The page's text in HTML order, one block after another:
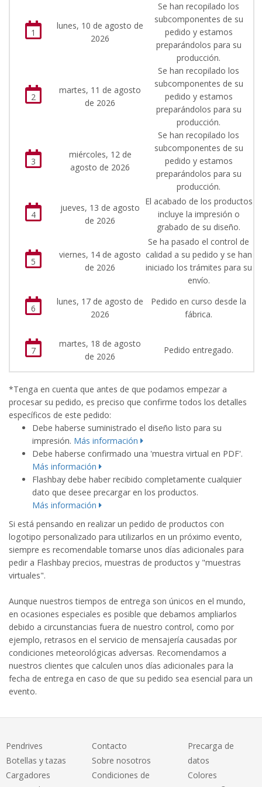
1
lunes, 10 de agosto de
2026
Se han recopilado los
subcomponentes de su
pedido y estamos
preparándolos para su
producción.
2
martes, 11 de agosto
de 2026
Se han recopilado los
subcomponentes de su
pedido y estamos
preparándolos para su
producción.
3
miércoles, 12 de
agosto de 2026
Se han recopilado los
subcomponentes de su
pedido y estamos
preparándolos para su
producción.
4
jueves, 13 de agosto
de 2026
El acabado de los productos
incluye la impresión o
grabado de su diseño.
5
viernes, 14 de agosto
de 2026
Se ha pasado el control de
calidad a su pedido y se han
iniciado los trámites para su
envío.
6
lunes, 17 de agosto de
2026
Pedido en curso desde la
fábrica.
7
martes, 18 de agosto
de 2026
Pedido entregado.
*Tenga en cuenta que antes de que podamos empezar a
procesar su pedido, es preciso que confirme todos los detalles
específicos de este pedido:
Debe haberse suministrado el diseño listo para su
impresión. Más información
Debe haberse confirmado una 'muestra virtual en PDF'.
Más información
Flashbay debe haber recibido completamente cualquier
dato que desee precargar en los productos.
Más información
Si está pensando en realizar un pedido de productos con
logotipo personalizado para utilizarlos en un próximo evento,
siempre es recomendable tomarse unos días adicionales para
pedir a Flashbay precios, muestras de productos y "muestras
virtuales".
Aunque nuestros tiempos de entrega son únicos en el mundo,
en ocasiones especiales es posible que debamos ampliarlos
debido a circunstancias fuera de nuestro control, como por
ejemplo, retrasos en el servicio de mensajería causadas por
condiciones meteorológicas adversas. Recomendamos a
nuestros clientes que calculen unos días adicionales para la
fecha de entrega en caso de que su pedido sea esencial para un
evento.
Pendrives
Botellas y tazas
Cargadores
Contacto
Sobre nosotros
Condiciones de
Precarga de
datos
Colores